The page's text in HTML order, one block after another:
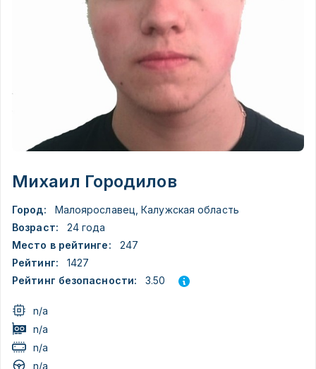
Михаил Городилов
Город:
Малоярославец, Калужская область
Возраст:
24 года
Место в рейтинге:
247
Рейтинг:
1427
Рейтинг безопасности:
3.50
n/a
n/a
n/a
n/a